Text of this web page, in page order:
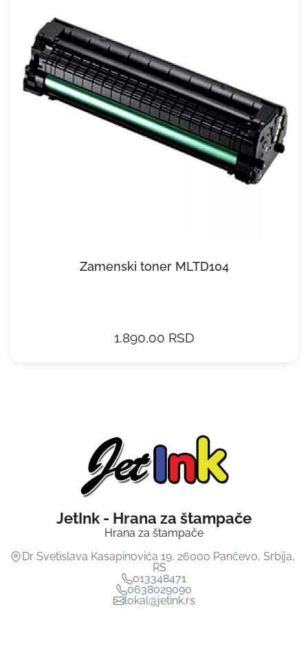
Zamenski toner MLTD104
1.890,00 RSD
JetInk - Hrana za štampače
Hrana za štampače
Dr Svetislava Kasapinovića 19, 26000 Pančevo, Srbija,
RS
013348471
0638029090
lokal@jetink.rs